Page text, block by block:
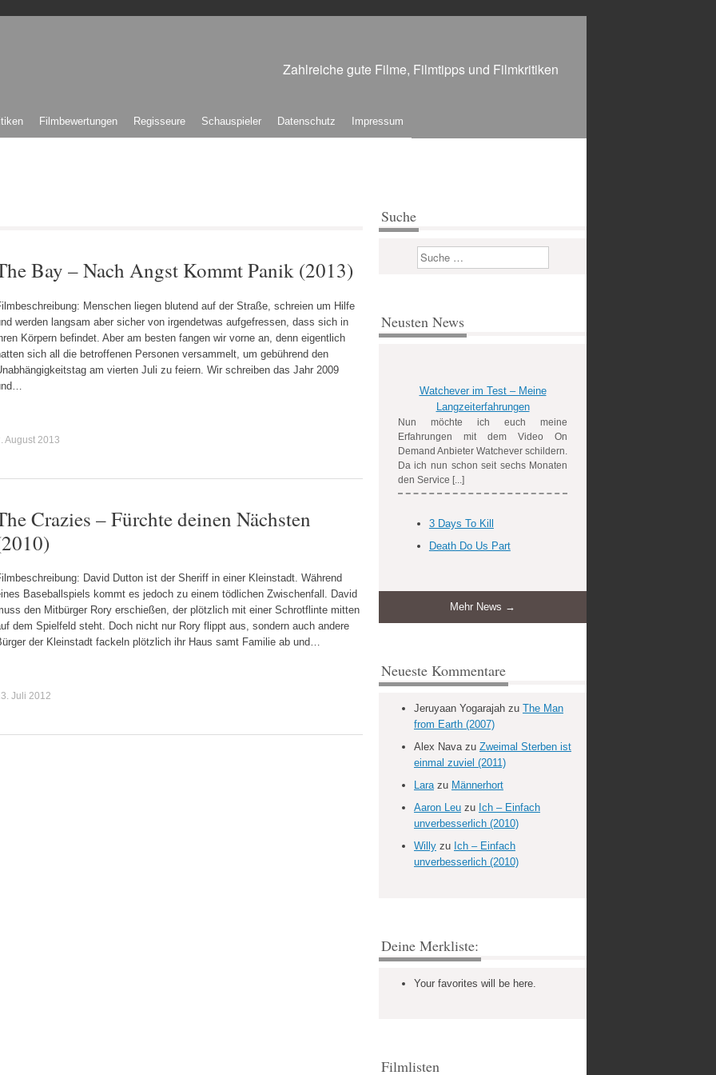
Zahlreiche gute Filme, Filmtipps und Filmkritiken
Filmbewertungen Regisseure Schauspieler Datenschutz Impressum
Bay – Nach Angst Kommt Panik (2013)
Menschen liegen blutend auf der Straße, schreien um Hilfe
werden langsam aber sicher von irgendetwas aufgefressen, dass sich in
Körpern befindet. Aber am besten fangen wir vorne an, denn eigentlich
sich all die betroffenen Personen versammelt, um gebührend den
am vierten Juli zu feiern. Wir schreiben das Jahr 2009
August 2013
Crazies – Fürchte deinen Nächsten
David Dutton ist der Sheriff in einer Kleinstadt. Während
Baseballspiels kommt es jedoch zu einem tödlichen Zwischenfall. David
den Mitbürger Rory erschießen, der plötzlich mit einer Schrotflinte mitten
dem Spielfeld steht. Doch nicht nur Rory flippt aus, sondern auch andere
der Kleinstadt fackeln plötzlich ihr Haus samt Familie ab und…
Juli 2012
Suche
Suchen
Neusten News
Watchever im Test – Meine
Langzeiterfahrungen
Nun möchte ich euch meine
Erfahrungen mit dem Video On
Demand Anbieter Watchever schildern.
Da ich nun schon seit sechs Monaten
den Service [...]
3 Days To Kill
Death Do Us Part
Mehr News →
Neueste Kommentare
Jeruyaan Yogarajah zu The Man
from Earth (2007)
Alex Navazu Zweimal Sterben ist
einmal zuviel (2011)
Larazu Männerhort
Aaron Leu zu Ich – Einfach
unverbesserlich (2010)
Willy zu Ich – Einfach
unverbesserlich (2010)
Deine Merkliste:
Your favorites will be here.
Filmlisten